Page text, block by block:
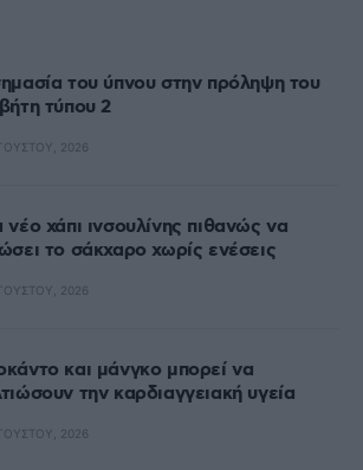
του ύπνου στην πρόληψη του
τύπου 2
2026
νέο χάπι ινσουλίνης πιθανώς να
το σάκχαρο χωρίς ενέσεις
2026
και μάνγκο μπορεί να
την καρδιαγγειακή υγεία
2026